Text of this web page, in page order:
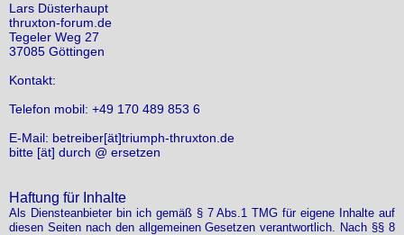
Lars Düsterhaupt
thruxton-forum.de
Tegeler Weg 27
37085 Göttingen
Kontakt:
Telefon mobil: +49 170 489 853 6
E-Mail: betreiber[ät]triumph-thruxton.de
bitte [ät] durch @ ersetzen
Haftung für Inhalte
Als Diensteanbieter bin ich gemäß § 7 Abs.1 TMG für eigene Inhalte auf
diesen Seiten nach den allgemeinen Gesetzen verantwortlich. Nach §§ 8